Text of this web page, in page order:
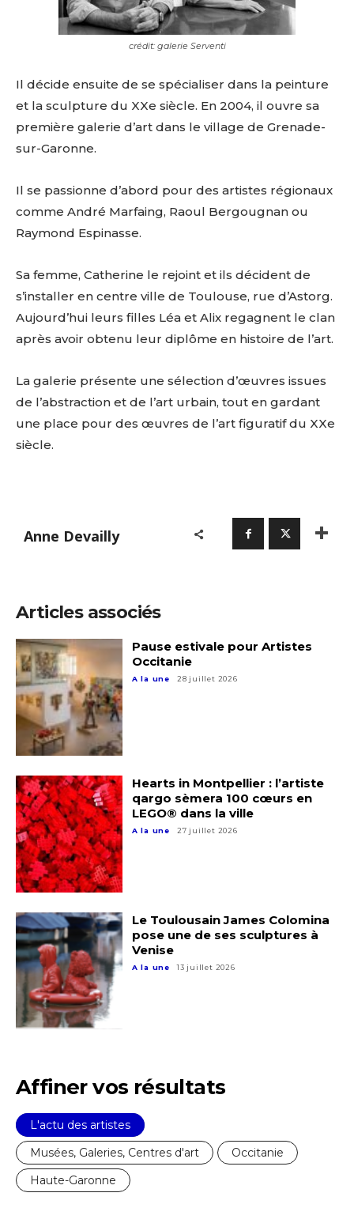
Adresse email*
Prénom
Statut / Organisation
J'accepte lestermes et conditions
* Champ obligatoire
Adresse email*
Nom
Prénom
Statut / Organisation
crédit: galerie Serventi
Il décide ensuite de se spécialiser dans la peinture
et la sculpture du XXe siècle. En 2004, il ouvre sa
première galerie d’art dans le village de Grenade-
sur-Garonne.
Il se passionne d’abord pour des artistes régionaux
comme André Marfaing, Raoul Bergougnan ou
Raymond Espinasse.
Sa femme, Catherine le rejoint et ils décident de
s’installer en centre ville de Toulouse, rue d’Astorg.
Aujourd’hui leurs filles Léa et Alix regagnent le clan
après avoir obtenu leur diplôme en histoire de l’art.
La galerie présente une sélection d’œuvres issues
de l’abstraction et de l’art urbain, tout en gardant
une place pour des œuvres de l’art figuratif du XXe
siècle.
Anne Devailly
Articles associés
Pause estivale pour Artistes
Occitanie
A la une 28 juillet 2026
Hearts in Montpellier : l’artiste
qargo sèmera 100 cœurs en
LEGO® dans la ville
A la une 27 juillet 2026
Le Toulousain James Colomina
pose une de ses sculptures à
Venise
A la une 13 juillet 2026
Affiner vos résultats
L'actu des artistes
Musées, Galeries, Centres d'art
Occitanie
Haute-Garonne